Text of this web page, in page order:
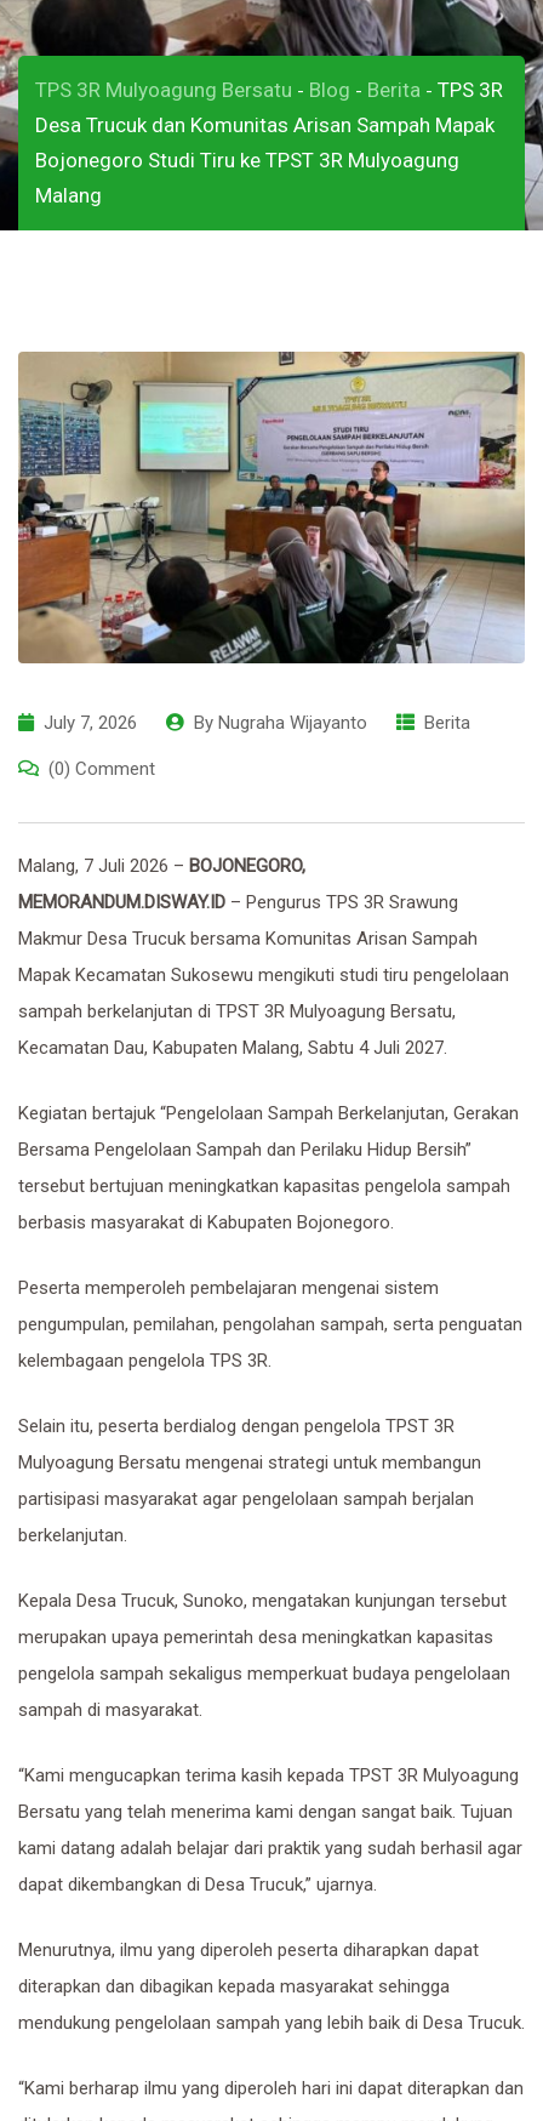
TPS 3R Mulyoagung Bersatu - Blog - Berita - TPS 3R
Desa Trucuk dan Komunitas Arisan Sampah Mapak
Bojonegoro Studi Tiru ke TPST 3R Mulyoagung
Malang
July 7, 2026 By Nugraha Wijayanto Berita
(0) Comment
Malang, 7 Juli 2026 – BOJONEGORO,
MEMORANDUM.DISWAY.ID – Pengurus TPS 3R Srawung
Makmur Desa Trucuk bersama Komunitas Arisan Sampah
Mapak Kecamatan Sukosewu mengikuti studi tiru pengelolaan
sampah berkelanjutan di TPST 3R Mulyoagung Bersatu,
Kecamatan Dau, Kabupaten Malang, Sabtu 4 Juli 2027.
Kegiatan bertajuk “Pengelolaan Sampah Berkelanjutan, Gerakan
Bersama Pengelolaan Sampah dan Perilaku Hidup Bersih”
tersebut bertujuan meningkatkan kapasitas pengelola sampah
berbasis masyarakat di Kabupaten Bojonegoro.
Peserta memperoleh pembelajaran mengenai sistem
pengumpulan, pemilahan, pengolahan sampah, serta penguatan
kelembagaan pengelola TPS 3R.
Selain itu, peserta berdialog dengan pengelola TPST 3R
Mulyoagung Bersatu mengenai strategi untuk membangun
partisipasi masyarakat agar pengelolaan sampah berjalan
berkelanjutan.
Kepala Desa Trucuk, Sunoko, mengatakan kunjungan tersebut
merupakan upaya pemerintah desa meningkatkan kapasitas
pengelola sampah sekaligus memperkuat budaya pengelolaan
sampah di masyarakat.
“Kami mengucapkan terima kasih kepada TPST 3R Mulyoagung
Bersatu yang telah menerima kami dengan sangat baik. Tujuan
kami datang adalah belajar dari praktik yang sudah berhasil agar
dapat dikembangkan di Desa Trucuk,” ujarnya.
Menurutnya, ilmu yang diperoleh peserta diharapkan dapat
diterapkan dan dibagikan kepada masyarakat sehingga
mendukung pengelolaan sampah yang lebih baik di Desa Trucuk.
“Kami berharap ilmu yang diperoleh hari ini dapat diterapkan dan